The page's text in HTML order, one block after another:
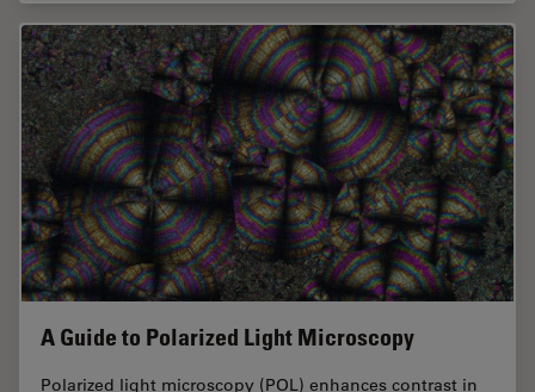
A Guide to Polarized Light Microscopy
Polarized light microscopy (POL) enhances contrast in